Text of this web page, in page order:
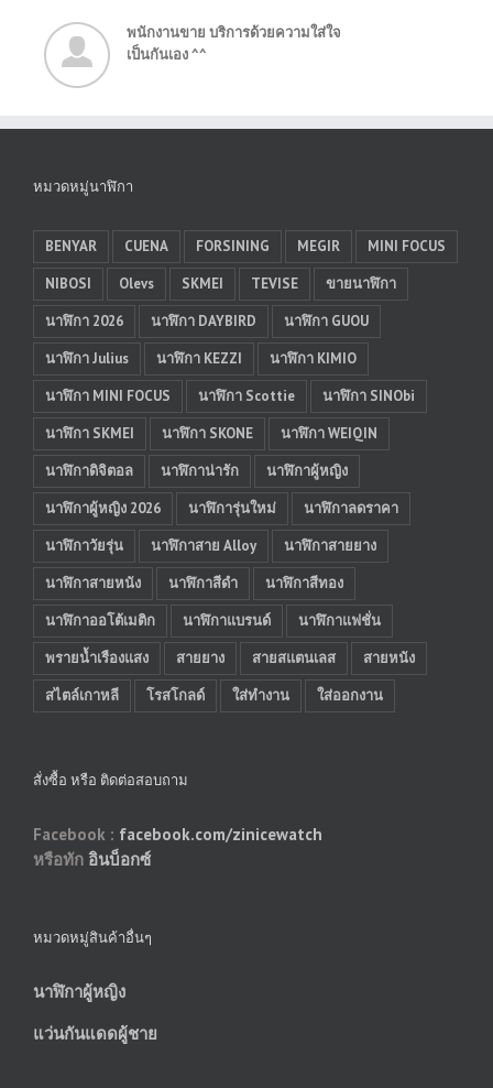
พนักงานขาย บริการด้วยความใส่ใจ
เป็นกันเอง ^^
หมวดหมู่นาฬิกา
BENYAR CUENA FORSINING MEGIR
MINI FOCUS
NIBOSI
Olevs SKMEI TEVISE
ขายนาฬิกา
นาฬิกา 2026
นาฬิกา DAYBIRD
นาฬิกา GUOU
นาฬิกา Julius
นาฬิกา KEZZI
นาฬิกา KIMIO
นาฬิกา MINI FOCUS
นาฬิกา Scottie
นาฬิกา SINObi
นาฬิกา SKMEI
นาฬิกา SKONE
นาฬิกา WEIQIN
นาฬิกาดิจิตอล
นาฬิกาน่ารัก
นาฬิกาผู้หญิง
นาฬิกาผู้หญิง 2026
นาฬิการุ่นใหม่
นาฬิกาลดราคา
นาฬิกาวัยรุ่น
นาฬิกาสาย Alloy
นาฬิกาสายยาง
นาฬิกาสายหนัง
นาฬิกาสีดำ
นาฬิกาสีทอง
นาฬิกาออโต้เมติก
นาฬิกาแบรนด์
นาฬิกาแฟชั่น
พรายน้ำเรืองแสง
สายยาง สายสแตนเลส
สายหนัง
สไตล์เกาหลี
โรสโกลด์ ใส่ทำงาน ใส่ออกงาน
สั่งซื้อ หรือ ติดต่อสอบถาม
Facebook : facebook.com/zinicewatch
หรือทัก อินบ็อกซ์
หมวดหมู่สินค้าอื่นๆ
นาฬิกาผู้หญิง
แว่นกันแดดผู้ชาย